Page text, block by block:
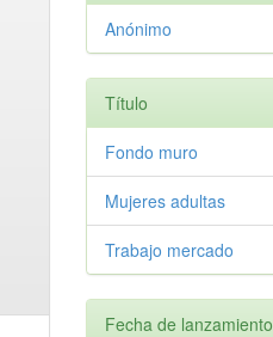
Anónimo
Título
Fondo muro
Mujeres adultas
Trabajo mercado
Fecha de lanzamiento